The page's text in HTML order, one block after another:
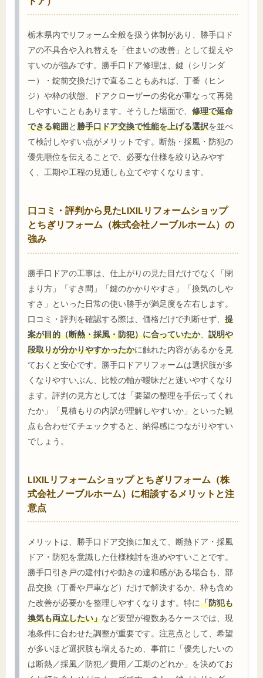
栃木県内でリフォーム全般を扱う体制があり、勝手口ド
アの不具合や入れ替えを「住まいの改善」として捉えや
すいのが強みです。勝手口ドア修理は、鍵（シリンダ
ー）・錠前交換だけで直ることもあれば、丁番（ヒン
ジ）や枠の状態、ドアクローザーの劣化が重なって再発
しやすいこともあります。そうした場面で、 修理で延命
できる範囲と勝手口ドア交換で性能を上げる選択を並べ
て検討しやすい点がメリットです。断熱・採風・防犯の
優先順位を伝えることで、必要な仕様を絞り込みやす
く、工期や工程の見通しも立てやすくなります。
口コミ・評判から見たLIXILリフォームショップ
とちぎリフォーム（株式会社ノーブルホーム）の
強み
勝手口ドアの工事は、仕上がりの見た目だけでなく「閉
まり方」「すき間」「鍵のかかりやすさ」「換気のしや
すさ」といった日常の使い勝手が満足度を左右します。
口コミ・評判を確認する際は、価格だけで判断せず、 提
案が目的（断熱・採風・防犯）に合っていたか、 説明や
段取りが分かりやすかったかに触れた内容があるかを見
ておくと安心です。勝手口ドアリフォームは選択肢が多
くなりやすいぶん、比較の軸が曖昧だと迷いやすくなり
ます。評判の見方としては「要望の整理を手伝ってくれ
たか」「見積もりの内訳が理解しやすいか」といった観
点も合わせてチェックすると、納得感につながりやすい
でしょう。
LIXILリフォームショップ とちぎリフォーム（株
式会社ノーブルホーム）に相談するメリットと注
意点
メリットは、勝手口ドア交換に加えて、断熱ドア・採風
ドア・防犯を意識した仕様検討を進めやすいことです。
勝手口引き戸の建付けや動きの違和感がある場合も、部
品交換（丁番や戸車など）だけで解決するか、枠も含め
た改善が必要かを整理しやすくなります。特に「防犯も
換気も両立したい」など要望が複数あるケースでは、現
地条件に合わせた調整が重要です。注意点として、希望
が多いほど選択肢も増えるため、事前に「優先したいの
は断熱／採風／防犯／費用／工期のどれか」を決めてお